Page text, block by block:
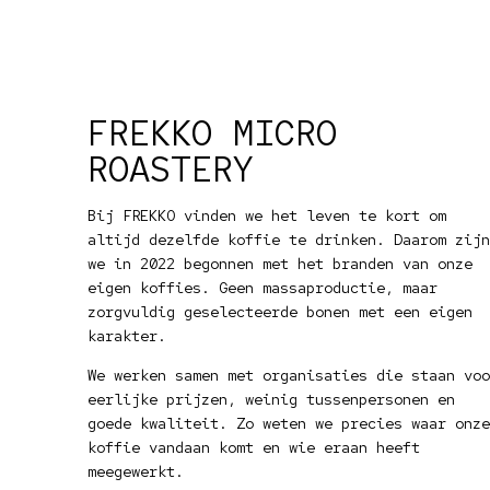
FREKKO MICRO
ROASTERY
Bij FREKKO vinden we het leven te kort om
altijd dezelfde koffie te drinken. Daarom zijn
we in 2022 begonnen met het branden van onze
eigen koffies. Geen massaproductie, maar
zorgvuldig geselecteerde bonen met een eigen
karakter.
We werken samen met organisaties die staan
eerlijke prijzen, weinig tussenpersonen en
goede kwaliteit. Zo weten we precies waar onze
koffie vandaan komt en wie eraan heeft
meegewerkt.